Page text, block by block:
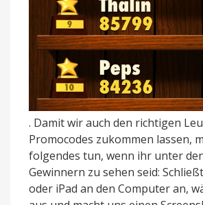
. Damit wir auch den richtigen
Promocodes zukommen lassen,
folgendes tun, wenn ihr unter
Gewinnern zu sehen seid:
oder iPad an den Computer an,